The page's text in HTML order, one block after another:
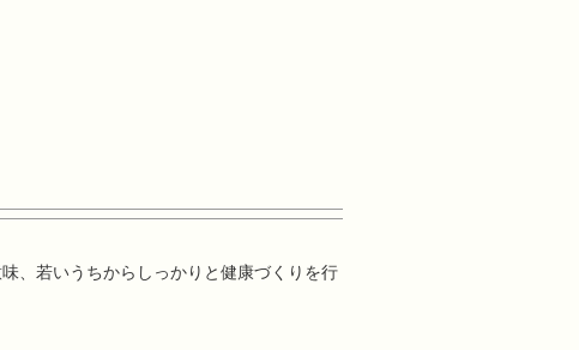
、若いうちからしっかりと健康づくりを行